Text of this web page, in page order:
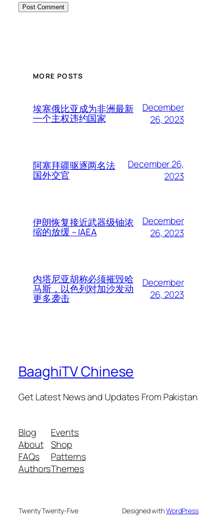
MORE POSTS
埃塞俄比亚成为非洲最新
一个主权违约国家
December
26, 2023
阿塞拜疆驱逐两名法
国外交官
December 26,
2023
伊朗恢复接近武器级铀浓
缩的放缓 – IAEA
December
26, 2023
内塔尼亚胡称必须摧毁哈
马斯，以色列对加沙发动
更多袭击
December
26, 2023
BaaghiTV Chinese
Get Latest News and Updates From Pakistan
Blog
About
FAQs
Authors
Events
Shop
Patterns
Themes
Twenty Twenty-Five Designed withWordPress